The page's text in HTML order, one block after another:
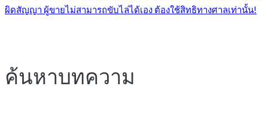
ผิดสัญญา ผู้ขายไม่สามารถขับไล่ได้เอง ต้องใช้สิทธิทางศาลเท่านั้น!
ค้นหาบทความ